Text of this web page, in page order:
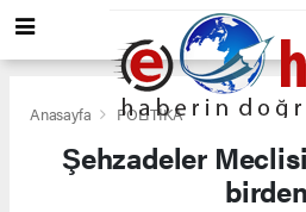
Anasayfa POLİTİKA
Şehzadeler
birden